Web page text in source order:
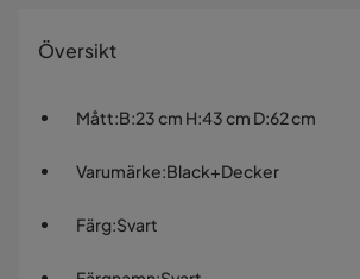
Översikt
Mått:B:23 cm H:43 cm D:62 cm
Varumärke:Black+Decker
Färg:Svart